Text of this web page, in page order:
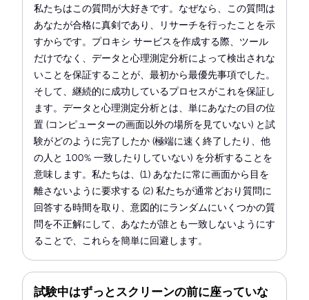
私たちはこの質問が大好きです。なぜなら、この質問は
あなたが合格に真剣であり、リサーチを行ったことを示
すからです。プロキシ サービスを作成する際、ツール
だけでなく、データと心理測定分析によって検出されな
いことを保証することが、最初から最優先事項でした。
そして、継続的に成功しているプロセスがこれを保証し
ます。データと心理測定分析とは、単にあなたの目の位
置 (コンピューターの画面以外の場所を見ていない) と試
験がどのように完了したか (極端に速く終了したり、他
の人と 100% 一致したりしていない) を分析することを
意味します。私たちは、(1) あなたに常に画面から目を
離さないように要求する (2) 私たちが通常どおり質問に
回答する時間を取り、意図的にランダムにいくつかの質
問を不正解にして、あなたが誰とも一致しないようにす
ることで、これらを簡単に回避します。
試験中はずっとスクリーンの前に座っていな